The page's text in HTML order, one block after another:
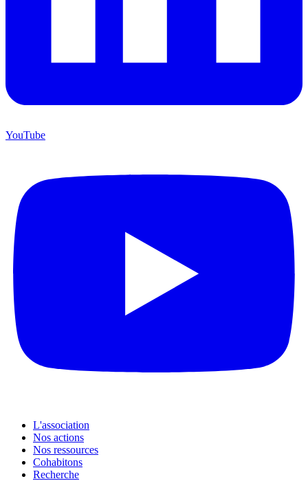
YouTube
L'association
Nos actions
Nos ressources
Cohabitons
Recherche